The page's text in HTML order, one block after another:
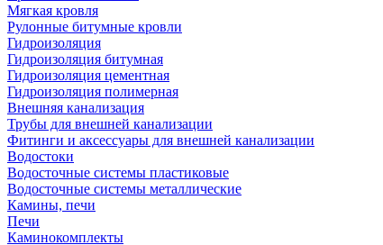
Мягкая кровля
Рулонные битумные кровли
Гидроизоляция
Гидроизоляция битумная
Гидроизоляция цементная
Гидроизоляция полимерная
Внешняя канализация
Трубы для внешней канализации
Фитинги и аксессуары для внешней канализации
Водостоки
Водосточные системы пластиковые
Водосточные системы металлические
Камины, печи
Печи
Каминокомплекты